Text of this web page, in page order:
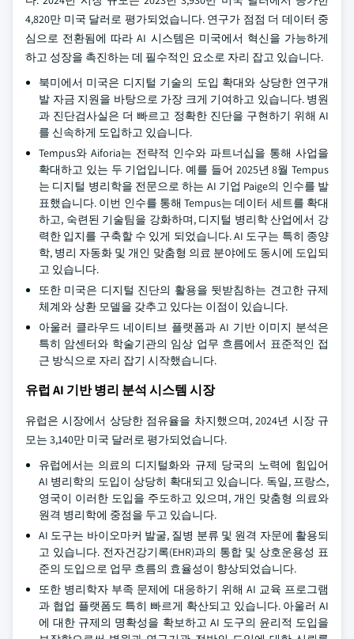
4,820만 미국 달러로 평가되었습니다. 연구가 점점 더 데이터 중
심으로 전환됨에 따라 AI 시스템은 미국에서 혁신을 가능하게
하고 성장을 촉진하는 데 필수적인 요소로 자리 잡고 있습니다.
북미에서 미국은 디지털 기술의 도입 확대와 상당한 연구개
발 자금 지원을 바탕으로 가장 크게 기여하고 있습니다. 병원
과 진단검사실은 더 빠르고 정확한 진단을 구현하기 위해 AI
를 신속하게 도입하고 있습니다.
Tempus와 Aiforia는 전략적 인수와 파트너십을 통해 사업을
확대하고 있는 두 기업입니다. 예를 들어 2025년 8월 Tempus
는 디지털 병리학을 전문으로 하는 AI 기업 Paige의 인수를 발
표했습니다. 이번 인수를 통해 Tempus는 데이터 세트를 확대
하고, 숙련된 기술팀을 강화하며, 디지털 병리학 산업에서 강
력한 입지를 구축할 수 있게 되었습니다. AI 도구는 특히 종양
학, 병리 자동화 및 개인 맞춤형 의료 분야에도 동시에 도입되
고 있습니다.
또한 미국은 디지털 진단의 활용을 뒷받침하는 견고한 규제
체계와 상환 모델을 갖추고 있다는 이점이 있습니다.
아울러 클라우드 네이티브 플랫폼과 AI 기반 이미지 분석은
특히 암센터와 학술기관의 임상 업무 흐름에서 표준적인 접
근 방식으로 자리 잡기 시작했습니다.
유럽 AI 기반 병리 분석 시스템 시장
유럽은 시장에서 상당한 점유율을 차지했으며, 2024년 시장 규
모는 3,140만 미국 달러로 평가되었습니다.
유럽에서는 의료의 디지털화와 규제 당국의 노력에 힘입어
AI 병리학의 도입이 상당히 확대되고 있습니다. 독일, 프랑스,
영국이 이러한 도입을 주도하고 있으며, 개인 맞춤형 의료와
원격 병리학에 중점을 두고 있습니다.
AI 도구는 바이오마커 발굴, 질병 분류 및 원격 자문에 활용되
고 있습니다. 전자건강기록(EHR)과의 통합 및 상호운용성 표
준의 도입으로 업무 흐름의 효율성이 향상되었습니다.
또한 병리학자 부족 문제에 대응하기 위해 AI 교육 프로그램
과 협업 플랫폼도 특히 빠르게 확산되고 있습니다. 아울러 AI
에 대한 규제의 명확성을 확보하고 AI 도구의 윤리적 도입을